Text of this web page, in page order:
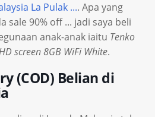
La Pulak .... Apa yang
sale 90% off ... jadi saya beli
anak-anak iaitu Tenko
screen 8GB WiFi White.
(COD) Belian di